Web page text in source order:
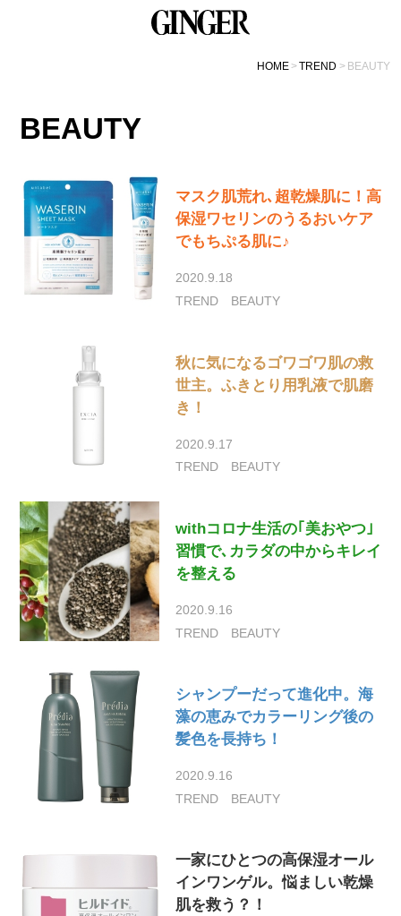
HOME TREND BEAUTY
BEAUTY
マスク肌荒れ､超乾燥肌に！高
保湿ワセリンのうるおいケア
でもちぷる肌に♪
2020.9.18
TREND
BEAUTY
秋に気になるゴワゴワ肌の救
世主。ふきとり用乳液で肌磨
き！
2020.9.17
TREND
BEAUTY
withコロナ生活の｢美おやつ｣
習慣で､カラダの中からキレイ
を整える
2020.9.16
TREND
BEAUTY
シャンプーだって進化中。海
藻の恵みでカラーリング後の
髪色を長持ち！
2020.9.16
TREND
BEAUTY
一家にひとつの高保湿オール
インワンゲル。悩ましい乾燥
肌を救う？！